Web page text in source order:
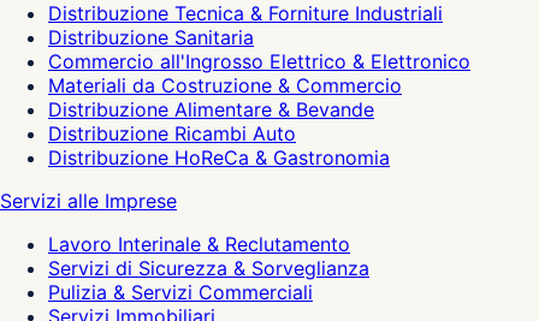
Distribuzione Tecnica & Forniture Industriali
Distribuzione Sanitaria
Commercio all'Ingrosso Elettrico & Elettronico
Materiali da Costruzione & Commercio
Distribuzione Alimentare & Bevande
Distribuzione Ricambi Auto
Distribuzione HoReCa & Gastronomia
Servizi alle Imprese
Lavoro Interinale & Reclutamento
Servizi di Sicurezza & Sorveglianza
Pulizia & Servizi Commerciali